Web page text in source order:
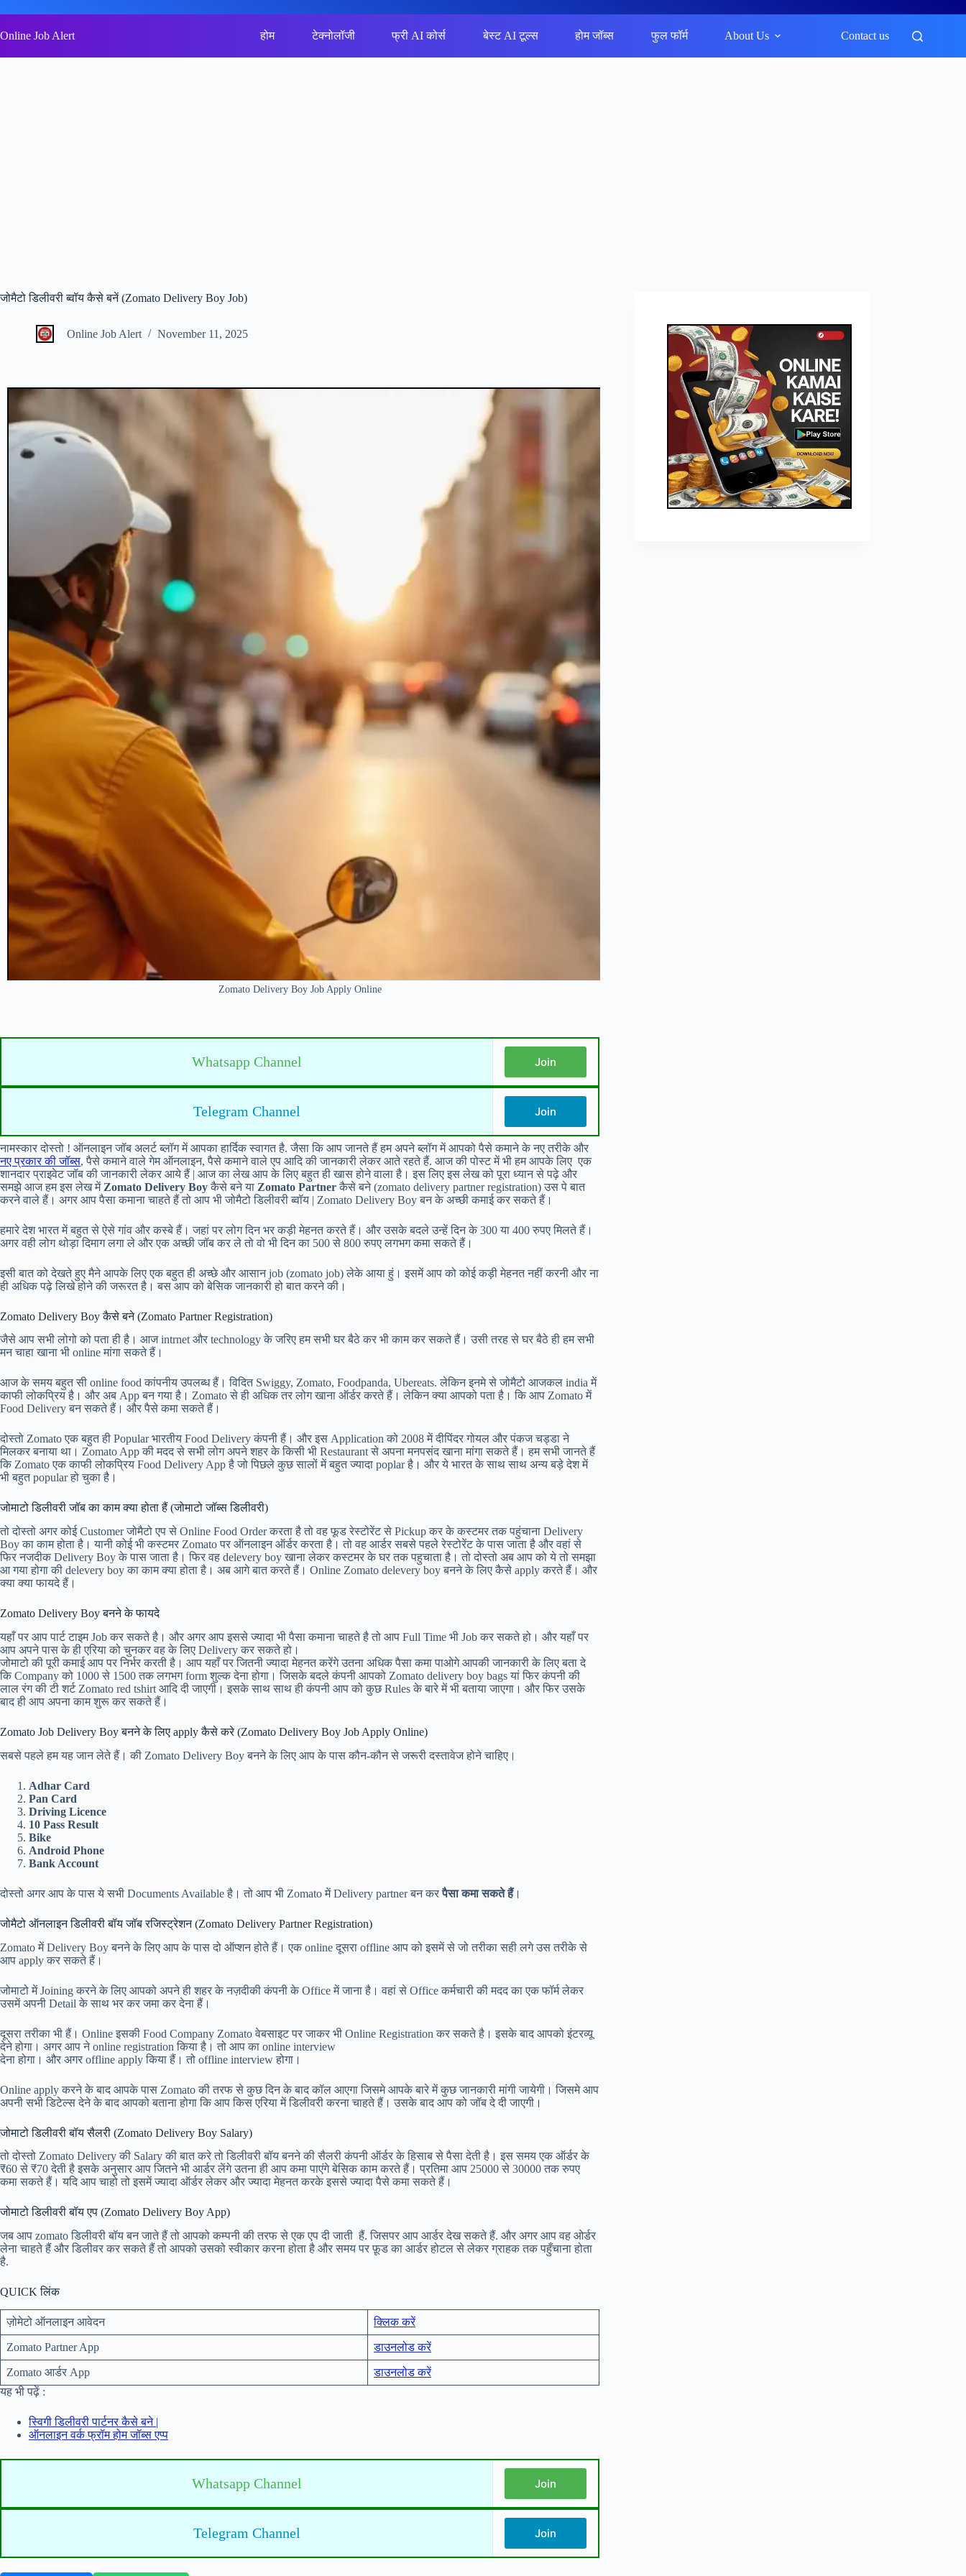
to
content
Online Job Alert होम टेक्नोलॉजी फ्री AI कोर्स बेस्ट AI टूल्स होम जॉब्स फुल फॉर्म About Us Contact us
जोमैटो डिलीवरी ब्वॉय कैसे बनें (Zomato Delivery Boy Job)
Online Job Alert November 11, 2025
Zomato Delivery Boy Job Apply Online
Whatsapp Channel Join
Telegram Channel Join
नामस्कार दोस्तो ! ऑनलाइन जॉब अलर्ट ब्लॉग में आपका हार्दिक स्वागत है. जैसा कि आप जानते हैं हम अपने ब्लॉग में आपको पैसे कमाने के नए तरीके और
नए प्रकार की जॉब्स, पैसे कमाने वाले गेम ऑनलाइन, पैसे कमाने वाले एप आदि की जानकारी लेकर आते रहते हैं. आज की पोस्ट में भी हम आपके लिए एक
शानदार प्राइवेट जॉब की जानकारी लेकर आये हैं | आज का लेख आप के लिए बहुत ही खास होने वाला है। इस लिए इस लेख को पूरा ध्यान से पढ़े और
समझे आज हम इस लेख में Zomato Delivery Boyकैसे बने या Zomato Partnerकैसे बने (zomato delivery partner registration) उस पे बात
करने वाले हैं। अगर आप पैसा कमाना चाहते हैं तो आप भी जोमैटो डिलीवरी ब्वॉय | Zomato Delivery Boy बन के अच्छी कमाई कर सकते हैं।
हमारे देश भारत में बहुत से ऐसे गांव और कस्बे हैं। जहां पर लोग दिन भर कड़ी मेहनत करते हैं। और उसके बदले उन्हें दिन के 300 या 400 रुपए मिलते हैं।
अगर वही लोग थोड़ा दिमाग लगा ले और एक अच्छी जॉब कर ले तो वो भी दिन का 500 से 800 रुपए लगभग कमा सकते हैं।
इसी बात को देखते हुए मैने आपके लिए एक बहुत ही अच्छे और आसान job (zomato job) लेके आया हुं। इसमें आप को कोई कड़ी मेहनत नहीं करनी और ना
ही अधिक पढ़े लिखे होने की जरूरत है। बस आप को बेसिक जानकारी हो बात करने की।
Zomato Delivery Boy कैसे बने (Zomato Partner Registration)
जैसे आप सभी लोगो को पता ही है। आज intrnet और technology के जरिए हम सभी घर बैठे कर भी काम कर सकते हैं। उसी तरह से घर बैठे ही हम सभी
मन चाहा खाना भी online मांगा सकते हैं।
आज के समय बहुत सी online food कांपनीय उपलब्ध हैं। विदित Swiggy, Zomato, Foodpanda, Ubereats. लेकिन इनमे से जोमैटो आजकल india में
काफी लोकप्रिय है। और अब App बन गया है। Zomato से ही अधिक तर लोग खाना ऑर्डर करते हैं। लेकिन क्या आपको पता है। कि आप Zomato में
Food Delivery बन सकते हैं। और पैसे कमा सकते हैं।
दोस्तो Zomato एक बहुत ही Popular भारतीय Food Delivery कंपनी हैं। और इस Application को 2008 में दीपिंदर गोयल और पंकज चड्डा ने
मिलकर बनाया था। Zomato App की मदद से सभी लोग अपने शहर के किसी भी Restaurant से अपना मनपसंद खाना मांगा सकते हैं। हम सभी जानते हैं
कि Zomato एक काफी लोकप्रिय Food Delivery App है जो पिछले कुछ सालों में बहुत ज्यादा poplar है। और ये भारत के साथ साथ अन्य बड़े देश में
भी बहुत popular हो चुका है।
जोमाटो डिलीवरी जॉब का काम क्या होता हैं (जोमाटो जॉब्स डिलीवरी)
तो दोस्तो अगर कोई Customer जोमैटो एप से Online Food Order करता है तो वह फूड रेस्टोरेंट से Pickup कर के कस्टमर तक पहुंचाना Delivery
Boy का काम होता है। यानी कोई भी कस्टमर Zomato पर ऑनलाइन ऑर्डर करता है। तो वह आर्डर सबसे पहले रेस्टोरेंट के पास जाता है और वहां से
फिर नजदीक Delivery Boy के पास जाता है। फिर वह delevery boy खाना लेकर कस्टमर के घर तक पहुचाता है। तो दोस्तो अब आप को ये तो समझा
आ गया होगा की delevery boy का काम क्या होता है। अब आगे बात करते हैं। Online Zomato delevery boy बनने के लिए कैसे apply करते हैं। और
क्या क्या फायदे हैं।
Zomato Delivery Boy बनने के फायदे
यहाँ पर आप पार्ट टाइम Job कर सकते है। और अगर आप इससे ज्यादा भी पैसा कमाना चाहते है तो आप Full Time भी Job कर सकते हो। और यहाँ पर
आप अपने पास के ही एरिया को चुनकर वह के लिए Delivery कर सकते हो।
जोमाटो की पूरी कमाई आप पर निर्भर करती है। आप यहाँ पर जितनी ज्यादा मेहनत करेंगे उतना अधिक पैसा कमा पाओगे आपकी जानकारी के लिए बता दे
कि Company को 1000 से 1500 तक लगभग form शुल्क देना होगा। जिसके बदले कंपनी आपको Zomato delivery boy bags यां फिर कंपनी की
लाल रंग की टी शर्ट Zomato red tshirt आदि दी जाएगी। इसके साथ साथ ही कंपनी आप को कुछ Rules के बारे में भी बताया जाएगा। और फिर उसके
बाद ही आप अपना काम शुरू कर सकते हैं।
Zomato Job Delivery Boy बनने के लिए apply कैसे करे (Zomato Delivery Boy Job Apply Online)
सबसे पहले हम यह जान लेते हैं। की Zomato Delivery Boy बनने के लिए आप के पास कौन-कौन से जरूरी दस्तावेज होने चाहिए।
Adhar Card
Pan Card
Driving Licence
10 Pass Result
Bike
Android Phone
Bank Account
दोस्तो अगर आप के पास ये सभी Documents Available है। तो आप भी Zomato में Delivery partnerबन करपैसा कमा सकते हैं।
जोमैटो ऑनलाइन डिलीवरी बॉय जॉब रजिस्ट्रेशन (Zomato Delivery Partner Registration)
Zomato में Delivery Boy बनने के लिए आप के पास दो ऑप्शन होते हैं। एक online दूसरा offline आप को इसमें से जो तरीका सही लगे उस तरीके से
आप apply कर सकते हैं।
जोमाटो में Joining करने के लिए आपको अपने ही शहर के नज़दीकी कंपनी के Office में जाना है। वहां से Office कर्मचारी की मदद का एक फॉर्म लेकर
उसमें अपनी Detail के साथ भर कर जमा कर देना हैं।
दूसरा तरीका भी हैं। Online इसकी Food Company Zomato वेबसाइट पर जाकर भी Online Registration कर सकते है। इसके बाद आपको इंटरव्यू
देने होगा। अगर आप ने online registration किया है। तो आप का online interview
देना होगा। और अगर offline apply किया हैं। तो offline interview होगा।
Online apply करने के बाद आपके पास Zomato की तरफ से कुछ दिन के बाद कॉल आएगा जिसमे आपके बारे में कुछ जानकारी मांगी जायेगी। जिसमे आप
अपनी सभी डिटेल्स देने के बाद आपको बताना होगा कि आप किस एरिया में डिलीवरी करना चाहते हैं। उसके बाद आप को जॉब दे दी जाएगी।
जोमाटो डिलीवरी बॉय सैलरी (Zomato Delivery Boy Salary)
तो दोस्तो Zomato Delivery की Salary की बात करे तो डिलीवरी बॉय बनने की सैलरी कंपनी ऑर्डर के हिसाब से पैसा देती है। इस समय एक ऑर्डर के
₹60 से ₹70 देती है इसके अनुसार आप जितने भी आर्डर लेंगे उतना ही आप कमा पाएंगे बेसिक काम करते हैं। प्रतिमा आप 25000 से 30000 तक रुपए
कमा सकते हैं। यदि आप चाहो तो इसमें ज्यादा ऑर्डर लेकर और ज्यादा मेहनत करके इससे ज्यादा पैसे कमा सकते हैं।
जोमाटो डिलीवरी बॉय एप (Zomato Delivery Boy App)
जब आप zomato डिलीवरी बॉय बन जाते हैं तो आपको कम्पनी की तरफ से एक एप दी जाती हैं. जिसपर आप आर्डर देख सकते हैं. और अगर आप वह ओर्डर
लेना चाहते हैं और डिलीवर कर सकते हैं तो आपको उसको स्वीकार करना होता है और समय पर फ़ूड का आर्डर होटल से लेकर ग्राहक तक पहुँचाना होता
है.
QUICK लिंक
ज़ोमेटो ऑनलाइन आवेदन क्लिक करें
Zomato Partner App डाउनलोड करें
Zomato आर्डर App
डाउनलोड करें
यह भी पढ़ें :
स्विगी डिलीवरी पार्टनर कैसे बने |
ऑनलाइन वर्क फ्रॉम होम जॉब्स एप्प
Whatsapp Channel Join
Telegram Channel Join